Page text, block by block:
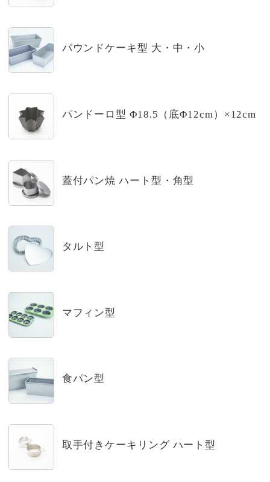
パウンドケーキ型 大・中・小
パンドーロ型 Φ18.5（底Φ12cm）×12cm
蓋付パン焼 ハート型・角型
タルト型
マフィン型
食パン型
取手付きケーキリング ハート型